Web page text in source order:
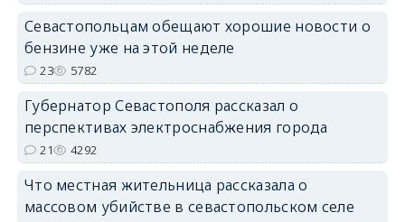
Севастопольцам обещают хорошие новости о
бензине уже на этой неделе
23 5782
Губернатор Севастополя рассказал о
перспективах электроснабжения города
21 4292
Что местная жительница рассказала о
массовом убийстве в севастопольском селе